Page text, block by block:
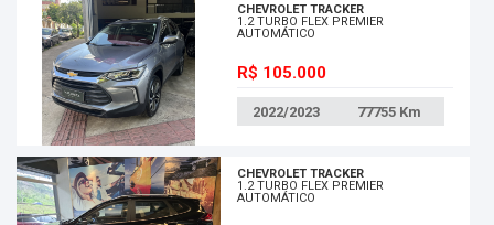
CHEVROLET TRACKER
1.2 TURBO FLEX PREMIER
AUTOMÁTICO
R$ 105.000
2022/2023 77755 Km
CHEVROLET TRACKER
1.2 TURBO FLEX PREMIER
AUTOMÁTICO